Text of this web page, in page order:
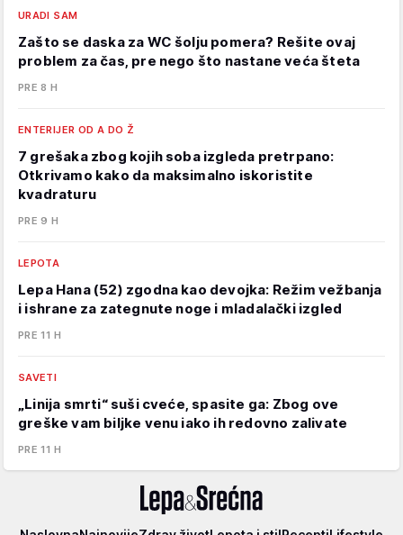
URADI SAM
Zašto se daska za WC šolju pomera? Rešite ovaj
problem za čas, pre nego što nastane veća šteta
PRE 8 H
ENTERIJER OD A DO Ž
7 grešaka zbog kojih soba izgleda pretrpano:
Otkrivamo kako da maksimalno iskoristite
kvadraturu
PRE 9 H
LEPOTA
Lepa Hana (52) zgodna kao devojka: Režim vežbanja
i ishrane za zategnute noge i mladalački izgled
PRE 11 H
SAVETI
„Linija smrti“ suši cveće, spasite ga: Zbog ove
greške vam biljke venu iako ih redovno zalivate
PRE 11 H
Lepa